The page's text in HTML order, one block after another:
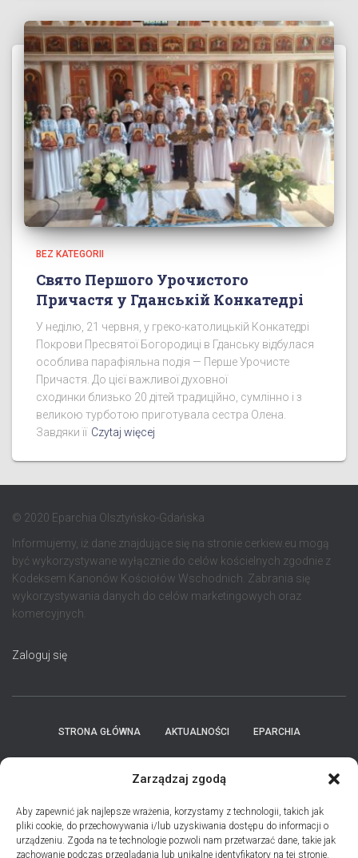
Zarządzaj zgodą
Aby zapewnić jak najlepsze wrażenia, korzystamy z technologii, takich jak
pliki cookie, do przechowywania i/lub uzyskiwania dostępu do informacji o
urządzeniu. Zgoda na te technologie pozwoli nam przetwarzać dane, takie jak
zachowanie podczas przeglądania lub unikalne identyfikatory na tej stronie.
BEZ KATEGORII
Свято Першого Урочистого
Причастя у Гданській Конкатедрі
У неділю, 21 червня, у греко-католицькій Конкатедрі
Покрови Пресвятої Богородиці в Гданську відбулася
особлива парафіяльна подія — Перше Урочисте
Причастя. До цієї важливої духовної
сходинки близько 20 дітей традиційно, сумлінно і з
великою турботою приготувала сестра Олена.
Завдяки її Czytaj więcej
© 2020 Eparchia Olsztyńsko-Gdańska
Informujemy, iż dane znajdujące się na stronie cerkiew.eu mogą
być wykorzystywane wyłącznie do celów kościelnych zgodnie z
Kodeksem Kanonów Kościołów Wschodnich. Zabrania się
wykorzystywania danych do celów marketingowych oraz
komercyjnych.
Zaloguj się
STRONA GŁÓWNA AKTUALNOŚCI EPARCHIA
POLITYKA PLIKÓW COOKIES (EU)
PRO MEMORIA MIĘDZYOBRZĄDKOWE